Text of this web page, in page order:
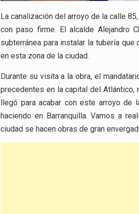
La canalización del arroyo de la calle
con paso firme. El alcalde Alejandro
subterránea para instalar la tubería
en esta zona de la ciudad.
Durante su visita a la obra, el
precedentes en la capital del
llegó para acabar con este arroyo
haciendo en Barranquilla. Vamos a
ciudad se hacen obras de gran